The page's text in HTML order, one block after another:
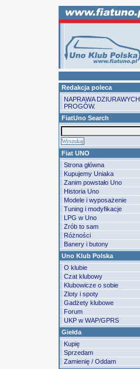
Redakcja poleca
NAPRAWA DZIURAWYCH
PROGÓW.
FiatUno Search
Fiat UNO
Strona główna
Kupujemy Uniaka
Zanim powstało Uno
Historia Uno
Modele i wyposażenie
Tuning i modyfikacje
LPG w Uno
Zrób to sam
Różności
Banery i butony
Uno Klub Polska
O klubie
Czat klubowy
Klubowicze o sobie
Zloty i spoty
Gadżety klubowe
Forum
UKP w WAP/GPRS
Giełda
Kupię
Sprzedam
Zamienię / Oddam